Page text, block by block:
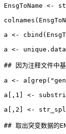
EnsgToName
a <-
a <-
## 因为注释文件中
a <-
a[,1] <-
a[,2] <-
## 取出突变数据的